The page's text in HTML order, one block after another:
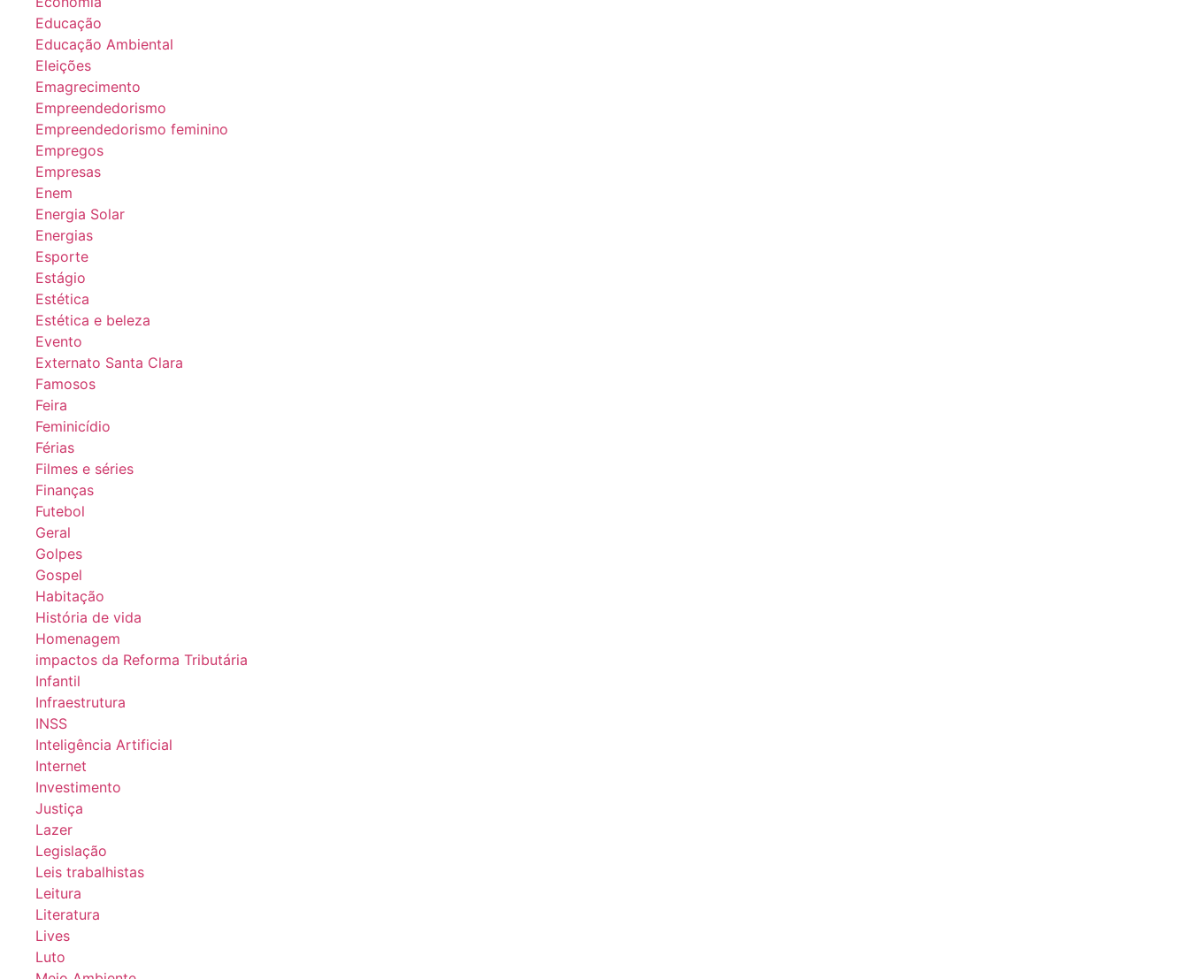
Educação
Educação Ambiental
Eleições
Emagrecimento
Empreendedorismo
Empreendedorismo feminino
Empregos
Empresas
Enem
Energia Solar
Energias
Esporte
Estágio
Estética
Estética e beleza
Evento
Externato Santa Clara
Famosos
Feira
Feminicídio
Férias
Filmes e séries
Finanças
Futebol
Geral
Golpes
Gospel
Habitação
História de vida
Homenagem
impactos da Reforma Tributária
Infantil
Infraestrutura
INSS
Inteligência Artificial
Internet
Investimento
Justiça
Lazer
Legislação
Leis trabalhistas
Leitura
Literatura
Lives
Luto